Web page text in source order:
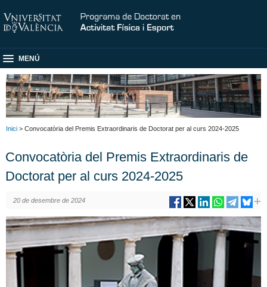
MENÚ
Inici > Convocatòria del Premis Extraordinaris de Doctorat per al curs 2024-2025
Convocatòria del Premis Extraordinaris de
Doctorat per al curs 2024-2025
20 de desembre de 2024